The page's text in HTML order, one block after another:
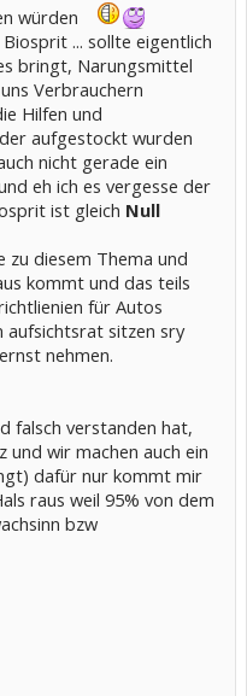
würden
... sollte eigentlich
bringt, Narungsmittel
Verbrauchern
Hilfen und
aufgestockt wurden
nicht gerade ein
eh ich es vergesse der
ist gleich Null
zu diesem Thema und
kommt und das teils
für Autos
aufsichtsrat sitzen sry
nehmen.
falsch verstanden hat,
und wir machen auch ein
dafür nur kommt mir
raus weil 95% von dem
bzw